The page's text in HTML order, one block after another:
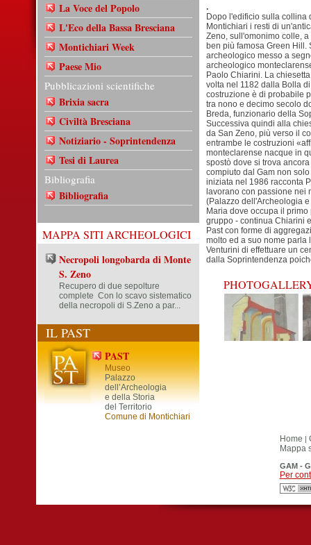
La Voce del Popolo
L'Eco della Bassa Bresciana
Montichiari Week
Paese Mio
Pubblicazioni scientifiche
Brixia sacra
Civiltà Bresciana
Notiziario - Soprintendenza
Tesi di Laurea
Bibliografia
Bibliografia
MAPPA SITI ARCHEOLOGICI
Necropoli longobarda di Monte
S. Zeno
Recupero di due sepolture
complete Con lo scavo sistematico
della necropoli di S.Zeno a par...
IL PAST
PAST
Museo
Palazzo
dell’Archeologia
e della Storia
del Territorio
Comune di Montichiari
.
Dopo l'edificio sulla collina
Montichiari i resti di
Zeno, sull'omonimo colle,
ben più famosa Green Hill.
archeologico messo a
archeologico
Paolo Chiarini. La
volta nel 1182 dalla Bolla
costruzione è di probabile
tra nono e decimo secolo
Breda, funzionario della
Successiva quindi alla
da San Zeno, più verso il
entrambe le costruzioni
monteclarense nacque in
spostò dove si trova
compiuto dal Gam non
iniziata nel 1986 racconta
lavorano con passione nei
(Palazzo dell'Archeologia
Maria dove occupa il
gruppo - continua Chiarini
Past con forme di
molto ed a suo nome parla
Venturini di effettuare un
dalla Soprintendenza
Home |
Mappa
GAM -
Per